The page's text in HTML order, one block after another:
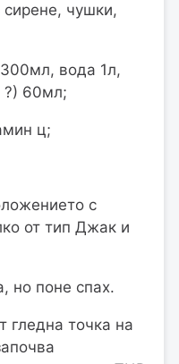
чушки,
вода 1л,
?) 60мл;
ц;
с
от тип Джак и
но поне спах.
гледна точка на